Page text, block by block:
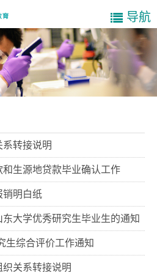
导航
系转接说明
和生源地贷款毕业确认工作
销明白纸
大学优秀研究生毕业生的通知
生综合评价工作通知
织关系转接说明